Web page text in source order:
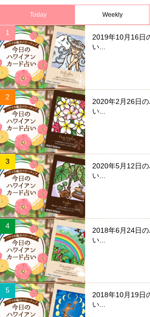
Today Weekly
2019年10月16日
い...
2020年2月26日
い...
2020年5月12日
い...
2018年6月24日
い...
2018年10月19日
い...